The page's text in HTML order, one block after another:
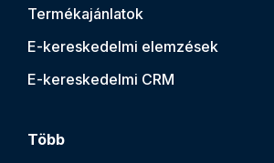
Termékajánlatok
E-kereskedelmi elemzések
E-kereskedelmi CRM
Több